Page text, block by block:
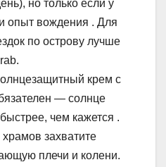
но только если у
опыт вождения . Для
по острову лучше
крем с
— солнце
чем кажется .
захватите
плечи и колени.